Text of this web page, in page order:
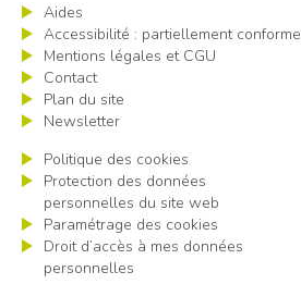
Aides
Accessibilité : partiellement conforme
Mentions légales et CGU
Contact
Plan du site
Newsletter
Politique des cookies
Protection des données
personnelles du site web
Paramétrage des cookies
Droit d’accès à mes données
personnelles